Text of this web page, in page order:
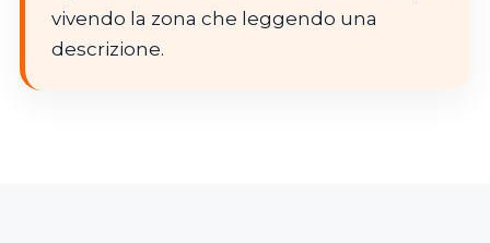
vivendo la zona che leggendo una
descrizione.